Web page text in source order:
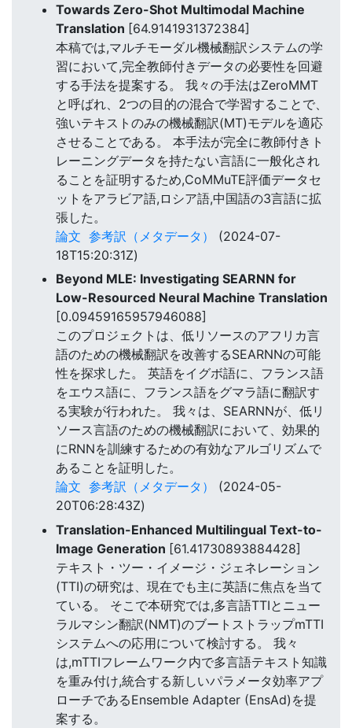
Towards Zero-Shot Multimodal Machine
Translation [64.9141931372384]
本稿では,マルチモーダル機械翻訳システムの学
習において,完全教師付きデータの必要性を回避
する手法を提案する。 我々の手法はZeroMMT
と呼ばれ、2つの目的の混合で学習することで、
強いテキストのみの機械翻訳(MT)モデルを適応
させることである。 本手法が完全に教師付きト
レーニングデータを持たない言語に一般化され
ることを証明するため,CoMMuTE評価データセ
ットをアラビア語,ロシア語,中国語の3言語に拡
張した。
論文 参考訳（メタデータ）
(2024-07-
18T15:20:31Z)
Beyond MLE: Investigating SEARNN for
Low-Resourced Neural Machine Translation
[0.09459165957946088]
このプロジェクトは、低リソースのアフリカ言
語のための機械翻訳を改善するSEARNNの可能
性を探求した。 英語をイグボ語に、フランス語
をエウス語に、フランス語をグマラ語に翻訳す
る実験が行われた。 我々は、SEARNNが、低リ
ソース言語のための機械翻訳において、効果的
にRNNを訓練するための有効なアルゴリズムで
あることを証明した。
論文 参考訳（メタデータ）
(2024-05-
20T06:28:43Z)
Translation-Enhanced Multilingual Text-to-
Image Generation [61.41730893884428]
テキスト・ツー・イメージ・ジェネレーション
(TTI)の研究は、現在でも主に英語に焦点を当て
ている。 そこで本研究では,多言語TTIとニュー
ラルマシン翻訳(NMT)のブートストラップmTTI
システムへの応用について検討する。 我々
は,mTTIフレームワーク内で多言語テキスト知識
を重み付け,統合する新しいパラメータ効率アプ
ローチであるEnsemble Adapter (EnsAd)を提
案する。